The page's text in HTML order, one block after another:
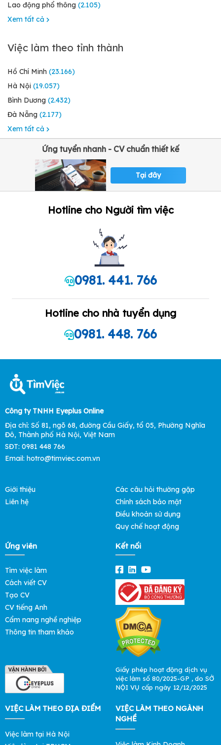
Lao động phổ thông (2.105)
Xem tất cả
Việc làm theo tỉnh thành
Hồ Chí Minh (23.166)
Hà Nội (19.057)
Bình Dương (2.432)
Đà Nẵng (2.177)
Xem tất cả
Ứng tuyển nhanh - CV chuẩn thiết kế
Tại đây
Hotline cho Người tìm việc
0981. 441. 766
Hotline cho nhà tuyển dụng
0981. 448. 766
Công ty TNHH Eyeplus Online
Địa chỉ: Số 81, ngõ 68, đường Cầu Giấy, tổ 05, Phường Nghĩa
Đô, Thành phố Hà Nội, Việt Nam
SĐT: 0981 448 766
Email: hotro@timviec.com.vn
Giới thiệu
Liên hệ
Các câu hỏi thường gặp
Chính sách bảo mật
Điều khoản sử dụng
Quy chế hoạt động
Ứng viên
Tìm việc làm
Cách viết CV
Tạo CV
CV tiếng Anh
Cẩm nang nghề nghiệp
Thông tin tham khảo
Kết nối
Giấy phép hoạt động dịch vụ
việc làm số 80/2025-GP , do SỞ
NỘI VỤ cấp ngày 12/12/2025
VIỆC LÀM THEO ĐỊA ĐIỂM
Việc làm tại Hà Nội
VIỆC LÀM THEO NGÀNH
NGHỀ